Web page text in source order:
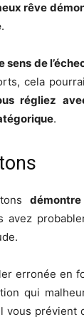
rêve
.
de
cela
régliez
.
avez
erronée en
qui
vous prévient